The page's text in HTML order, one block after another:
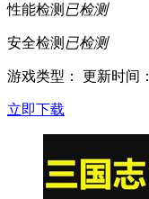
性能检测 已检测
安全检测 已检测
游戏类型： 更新时间：
立即下载